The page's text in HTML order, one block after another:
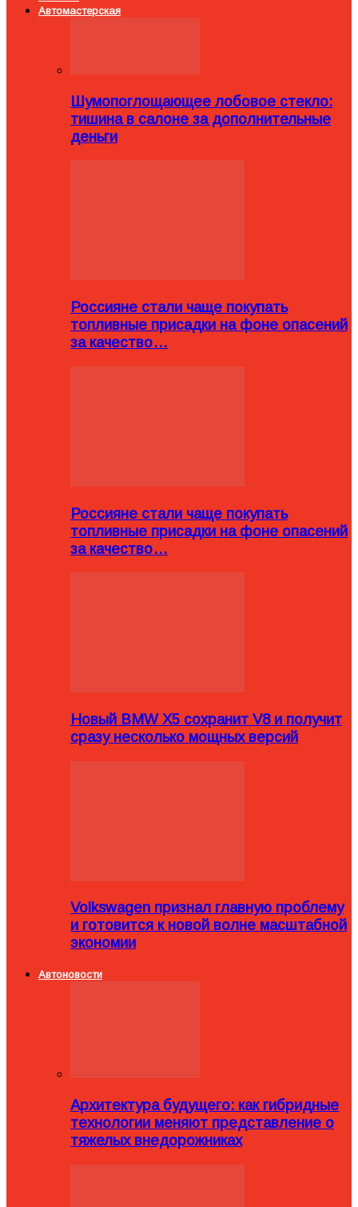
Автомастерская
Шумопоглощающее лобовое стекло:
тишина в салоне за дополнительные
деньги
Россияне стали чаще покупать
топливные присадки на фоне опасений
за качество…
Россияне стали чаще покупать
топливные присадки на фоне опасений
за качество…
Новый BMW X5 сохранит V8 и получит
сразу несколько мощных версий
Volkswagen признал главную проблему
и готовится к новой волне масштабной
экономии
Автоновости
Архитектура будущего: как гибридные
технологии меняют представление о
тяжелых внедорожниках